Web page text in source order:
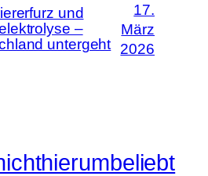
und
–
untergeht
17.
März
2026